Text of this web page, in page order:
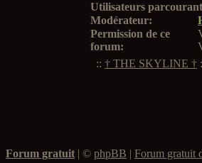
Utilisateurs
Modérateur:
Permission de ce
forum:
:: † THE SKYLINE †
Forum gratuit | © phpBB | Forum gratuit